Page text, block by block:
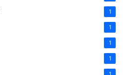
1
1
1
1